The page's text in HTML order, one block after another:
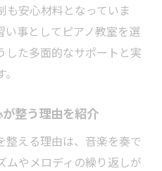
も安心材料となっていま
い事としてピアノ教室を選
した多面的なサポートと実
整う理由を紹介
整える理由は、音楽を奏で
ムやメロディの繰り返しが